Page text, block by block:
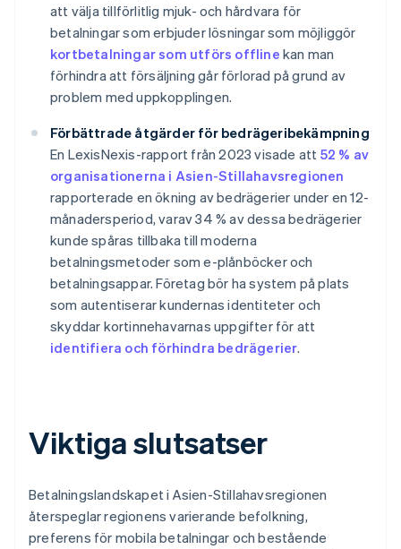
att välja tillförlitlig mjuk- och hårdvara för
betalningar som erbjuder lösningar som möjliggör
kortbetalningar som utförs offline kan man
förhindra att försäljning går förlorad på grund av
problem med uppkopplingen.
Förbättrade åtgärder för bedrägeribekämpning
En LexisNexis-rapport från 2023 visade att 52 % av
organisationerna i Asien-Stillahavsregionen
rapporterade en ökning av bedrägerier under en 12-
månadersperiod, varav 34 % av dessa bedrägerier
kunde spåras tillbaka till moderna
betalningsmetoder som e-plånböcker och
betalningsappar. Företag bör ha system på plats
som autentiserar kundernas identiteter och
skyddar kortinnehavarnas uppgifter för att
identifiera och förhindra bedrägerier.
Viktiga slutsatser
Betalningslandskapet i Asien-Stillahavsregionen
återspeglar regionens varierande befolkning,
preferens för mobila betalningar och bestående